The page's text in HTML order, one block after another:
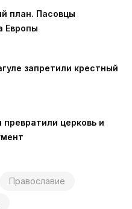
план. Пасовцы
Европы
запретили крестный
превратили церковь и
Православие